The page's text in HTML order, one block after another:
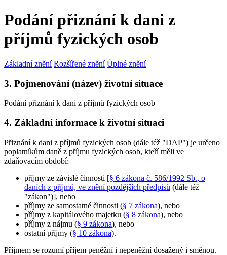
Podání přiznání k dani z
příjmů fyzických osob
Základní znění Rozšířené znění Úplné znění
3. Pojmenování (název) životní situace
Podání přiznání k dani z příjmů fyzických osob
4. Základní informace k životní situaci
Přiznání k dani z příjmů fyzických osob (dále též "DAP") je určeno
poplatníkům daně z příjmu fyzických osob, kteří měli ve
zdaňovacím období:
příjmy ze závislé činnosti [§ 6 zákona č. 586/1992 Sb., o
daních z příjmů, ve znění pozdějších předpisů (dále též
"zákon")], nebo
příjmy ze samostatné činnosti (§ 7 zákona), nebo
příjmy z kapitálového majetku (§ 8 zákona), nebo
příjmy z nájmu (§ 9 zákona), nebo
ostatní příjmy (§ 10 zákona).
Příjmem se rozumí příjem peněžní i nepeněžní dosažený i směnou.